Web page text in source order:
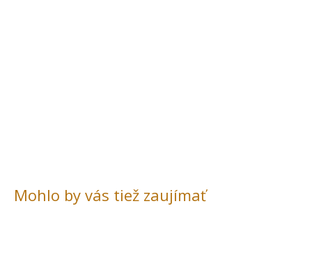
Mohlo by vás tiež zaujímať